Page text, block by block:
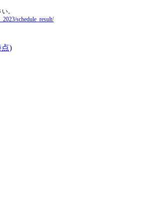
。
schedule_result/
点)